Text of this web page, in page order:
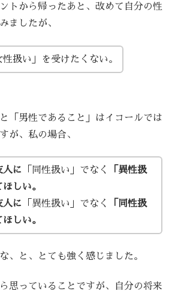
トから帰ったあと、改めて自分の性
ましたが、
性扱い」を受けたくない。
「男性であること」はイコールでは
が、私の場合、
人に 「同性扱い」でなく
「異性扱
しい。
人に 「異性扱い」でなく
「同性扱
しい。
、と、とても強く感じました。
思っていることですが、自分の将来